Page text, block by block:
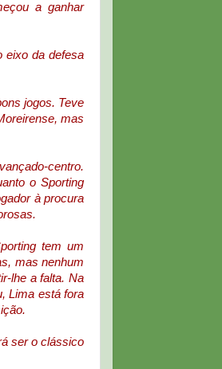
a ganhar
eixo da defesa
jogos. Teve
mas
centro.
o Sporting
à procura
tem um
mas nenhum
lhe a falta. Na
Lima está fora
ser o clássico